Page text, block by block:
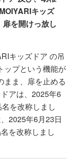
キッズ
扉を開けっ放し
キッズドア の吊
ップという機能が
まま、扉を止める
アは、2025年6
を改称しまし
2025年6月23日
を改称しまし